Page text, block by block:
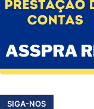
SIGA-NOS